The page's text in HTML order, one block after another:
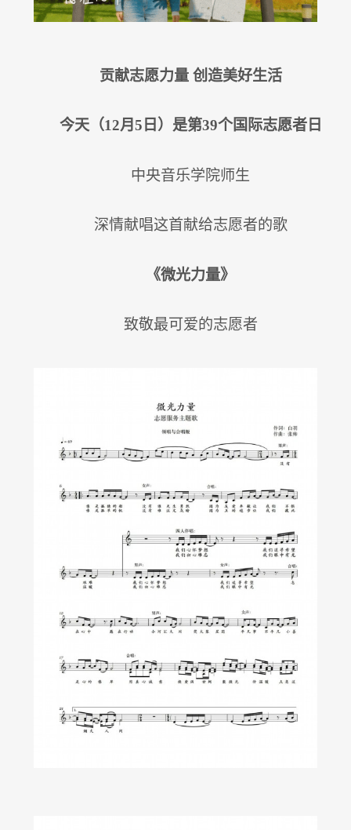
贡献志愿力量 创造美好生活
今天（12月5日）是第39个国际志愿者日
中央音乐学院师生
深情献唱这首献给志愿者的歌
《微光力量》
致敬最可爱的志愿者